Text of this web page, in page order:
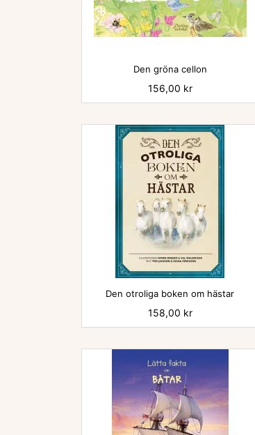
Den gröna cellon
Pris
156,00 kr

Den otroliga boken om hästar
Pris
158,00 kr